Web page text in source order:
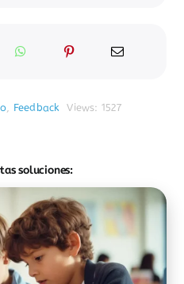
, Feedback Views: 1527
soluciones: